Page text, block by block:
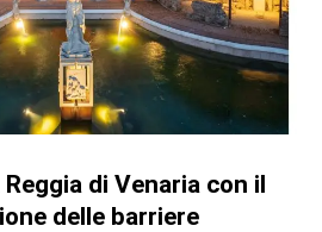
di Venaria con il
delle barriere